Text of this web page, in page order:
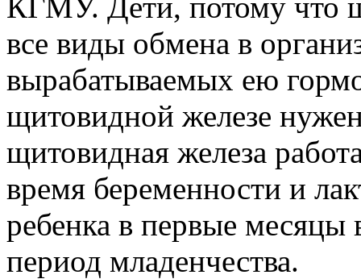
все виды обмена в
вырабатываемых ею
щитовидной железе
щитовидная железа
время беременности и
ребенка в первые месяцы
период младенчества.